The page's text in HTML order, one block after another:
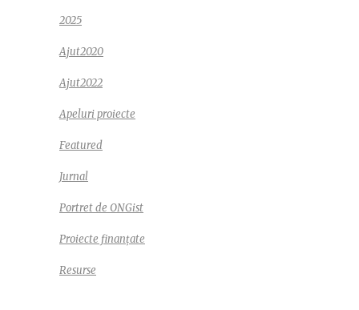
2025
Ajut2020
Ajut2022
Apeluri proiecte
Featured
Jurnal
Portret de ONGist
Proiecte finanțate
Resurse